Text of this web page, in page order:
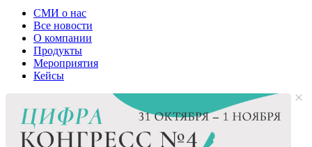
СМИ о нас
Все новости
О компании
Продукты
Мероприятия
Кейсы